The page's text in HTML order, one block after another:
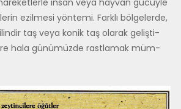
ezilmesi yöntemi. Farklı bölgelerde,
taş veya konik taş olarak gelişti­
hala günümüzde rastlamak müm­